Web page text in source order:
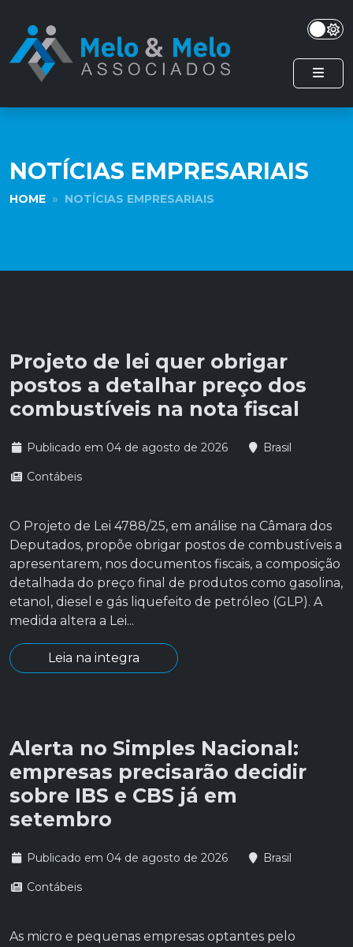
NOTÍCIAS EMPRESARIAIS
HOME NOTÍCIAS EMPRESARIAIS
Projeto de lei quer obrigar
postos a detalhar preço dos
combustíveis na nota fiscal
Publicado em 04 de agosto de 2026 Brasil
Contábeis
O Projeto de Lei 4788/25, em análise na Câmara dos
Deputados, propõe obrigar postos de combustíveis a
apresentarem, nos documentos fiscais, a composição
detalhada do preço final de produtos como gasolina,
etanol, diesel e gás liquefeito de petróleo (GLP). A
medida altera a Lei...
Leia na integra
Alerta no Simples Nacional:
empresas precisarão decidir
sobre IBS e CBS já em
setembro
Publicado em 04 de agosto de 2026 Brasil
Contábeis
As micro e pequenas empresas optantes pelo